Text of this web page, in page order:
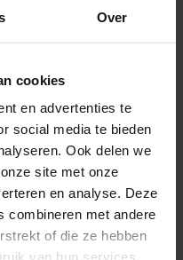
Over
cookies
en advertenties te
social media te bieden
Ook delen we
site met onze
en analyse. Deze
combineren met andere
of die ze hebben
van hun services.
9,2/10
polig